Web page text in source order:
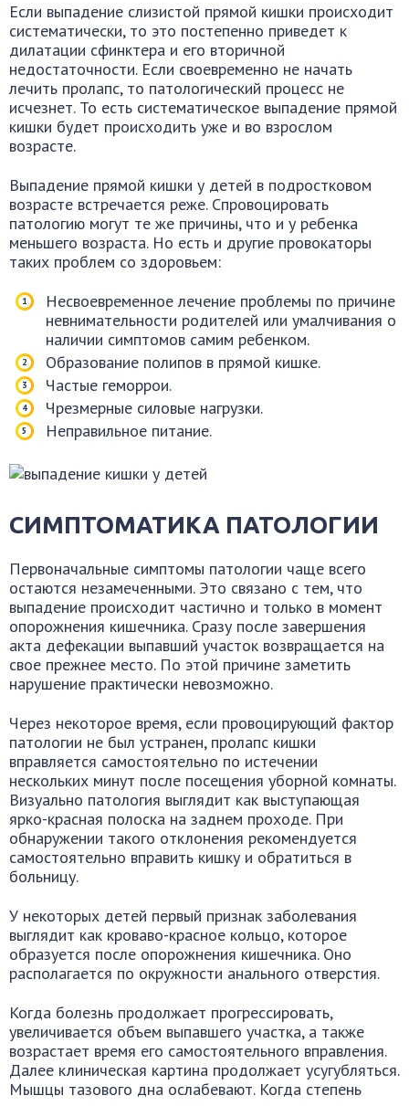
Если выпадение слизистой прямой кишки происходит
систематически, то это постепенно приведет к
дилатации сфинктера и его вторичной
недостаточности. Если своевременно не начать
лечить пролапс, то патологический процесс не
исчезнет. То есть систематическое выпадение прямой
кишки будет происходить уже и во взрослом
возрасте.
Выпадение прямой кишки у детей в подростковом
возрасте встречается реже. Спровоцировать
патологию могут те же причины, что и у ребенка
меньшего возраста. Но есть и другие провокаторы
таких проблем со здоровьем:
Несвоевременное лечение проблемы по причине
невнимательности родителей или умалчивания о
наличии симптомов самим ребенком.
Образование полипов в прямой кишке.
Частые геморрои.
Чрезмерные силовые нагрузки.
Неправильное питание.
СИМПТОМАТИКА ПАТОЛОГИИ
Первоначальные симптомы патологии чаще всего
остаются незамеченными. Это связано с тем, что
выпадение происходит частично и только в момент
опорожнения кишечника. Сразу после завершения
акта дефекации выпавший участок возвращается на
свое прежнее место. По этой причине заметить
нарушение практически невозможно.
Через некоторое время, если провоцирующий фактор
патологии не был устранен, пролапс кишки
вправляется самостоятельно по истечении
нескольких минут после посещения уборной комнаты.
Визуально патология выглядит как выступающая
ярко-красная полоска на заднем проходе. При
обнаружении такого отклонения рекомендуется
самостоятельно вправить кишку и обратиться в
больницу.
У некоторых детей первый признак заболевания
выглядит как кроваво-красное кольцо, которое
образуется после опорожнения кишечника. Оно
располагается по окружности анального отверстия.
Когда болезнь продолжает прогрессировать,
увеличивается объем выпавшего участка, а также
возрастает время его самостоятельного вправления.
Далее клиническая картина продолжает усугубляться.
Мышцы тазового дна ослабевают. Когда степень